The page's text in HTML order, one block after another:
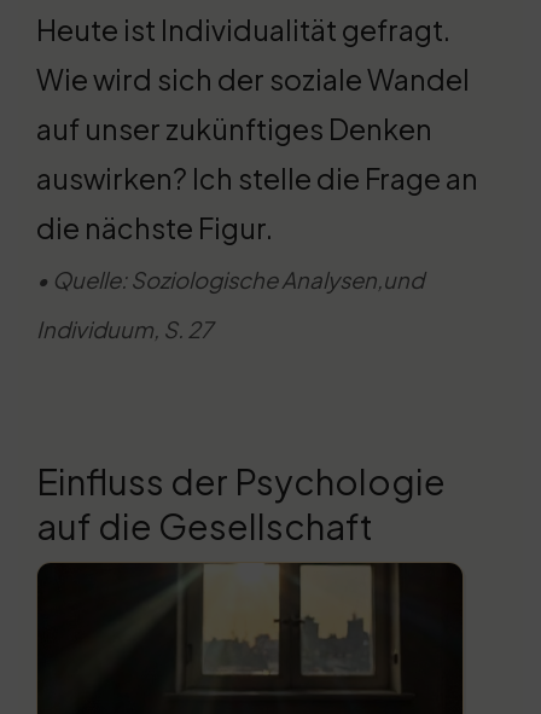
Heute ist Individualität gefragt.
Wie wird sich der soziale Wandel
auf unser zukünftiges Denken
auswirken? Ich stelle die Frage an
die nächste Figur.
• Quelle: Soziologische Analysen,und
Individuum, S. 27
Einfluss der Psychologie
auf die Gesellschaft